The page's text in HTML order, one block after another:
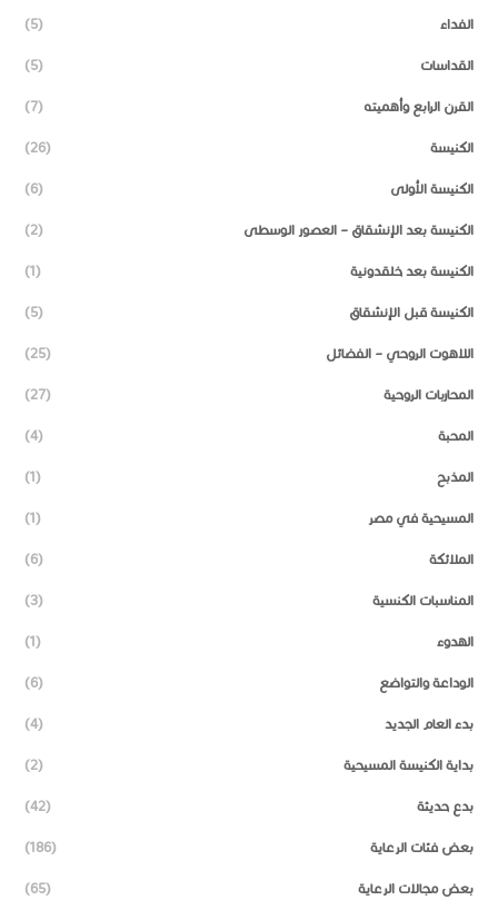
الفداء (5)
القداسات (5)
القرن الرابع وأهميته (7)
الكنيسة (26)
الكنيسة الأولى (6)
الكنيسة بعد الإنشقاق – العصور الوسطى (2)
الكنيسة بعد خلقدونية (1)
الكنيسة قبل الإنشقاق (5)
اللاهوت الروحي – الفضائل (25)
المحاربات الروحية (27)
المحبة (4)
المذبح (1)
المسيحية في مصر (1)
الملائكة (6)
المناسبات الكنسية (3)
الهدوء (1)
الوداعة والتواضع (6)
بدء العام الجديد (4)
بداية الكنيسة المسيحية (2)
بدع حديثة (42)
بعض فئات الرعاية (186)
بعض مجالات الرعاية (65)